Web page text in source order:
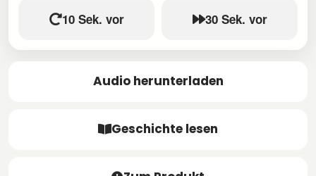
10 Sek. vor 30 Sek. vor
Audio herunterladen
Geschichte lesen